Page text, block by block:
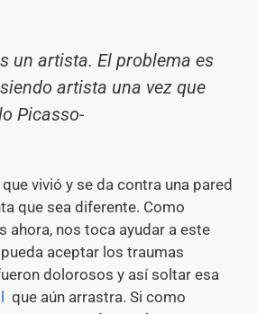
un artista. El problema es
artista una vez que
Picasso-
vivió y se da contra una pared
que sea diferente. Como
ahora, nos toca ayudar a este
aceptar los traumas
dolorosos y así soltar esa
que aún arrastra. Si como